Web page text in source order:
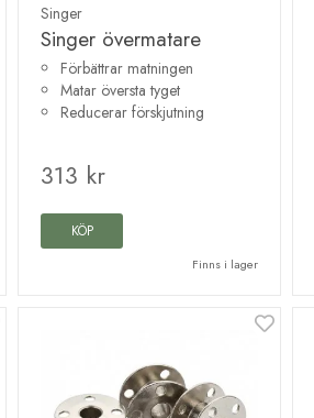
Singer
Singer övermatare
Förbättrar matningen
Matar översta tyget
Reducerar förskjutning
313 kr
KÖP
Finns i lager